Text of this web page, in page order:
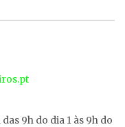
9h do dia 1 às 9h do